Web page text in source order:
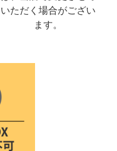
いただく場合がござい
ます。